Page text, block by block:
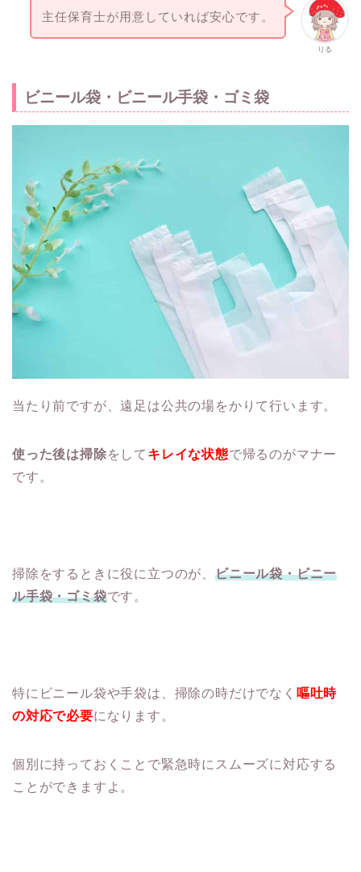
りる
主任保育士が用意していれば安心です。
ビニール袋・ビニール手袋・ゴミ袋
当たり前ですが、遠足は公共の場をかりて行います。
使った後は掃除をして キレイな状態で帰るのがマナー
です。
掃除をするときに役に立つのが、 ビニール袋・ビニー
ル手袋・ゴミ袋です。
特にビニール袋や手袋は、掃除の時だけでなく 嘔吐時
の対応で必要になります。
個別に持っておくことで緊急時にスムーズに対応する
ことができますよ。